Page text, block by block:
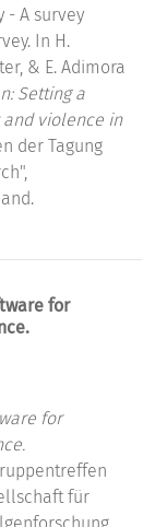
- A survey
In H.
& E. Adimora
Setting a
and violence in
der Tagung
for
for
für